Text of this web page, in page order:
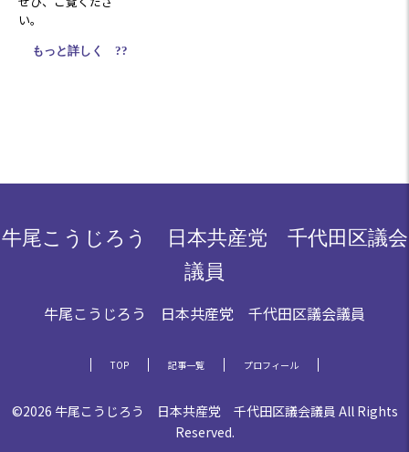
い。
もっと詳しく ??
牛尾こうじろう 日本共産党 千代田区議会
議員
牛尾こうじろう 日本共産党 千代田区議会議員
TOP 記事一覧 プロフィール
©2026 牛尾こうじろう 日本共産党 千代田区議会議員 All Rights
Reserved.